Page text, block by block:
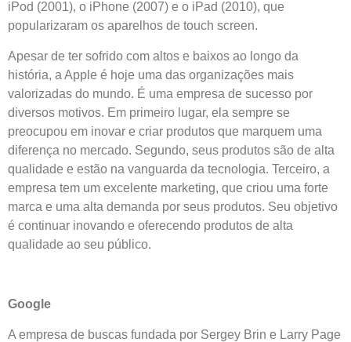
iPod (2001), o iPhone (2007) e o iPad (2010), que
popularizaram os aparelhos de touch screen.
Apesar de ter sofrido com altos e baixos ao longo da
história, a Apple é hoje uma das organizações mais
valorizadas do mundo. É uma empresa de sucesso por
diversos motivos. Em primeiro lugar, ela sempre se
preocupou em inovar e criar produtos que marquem uma
diferença no mercado. Segundo, seus produtos são de alta
qualidade e estão na vanguarda da tecnologia. Terceiro, a
empresa tem um excelente marketing, que criou uma forte
marca e uma alta demanda por seus produtos. Seu objetivo
é continuar inovando e oferecendo produtos de alta
qualidade ao seu público.
Google
A empresa de buscas fundada por Sergey Brin e Larry Page